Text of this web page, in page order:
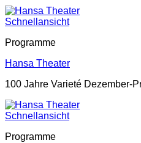
Schnellansicht
Programme
Hansa Theater
100 Jahre Varieté Dezember-
Schnellansicht
Programme